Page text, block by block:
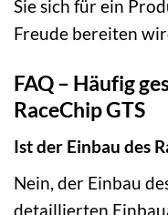
Sie sich für ein
Freude bereiten
FAQ – Häufig
RaceChip GTS
Ist der Einbau des
Nein, der Einbau
detaillierten